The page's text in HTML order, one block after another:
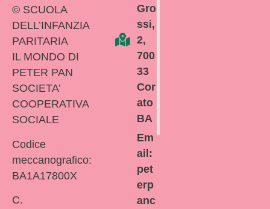
© SCUOLA
DELL’INFANZIA
PARITARIA
IL MONDO DI
PETER PAN
SOCIETA’
COOPERATIVA
SOCIALE
Codice
meccanografico:
BA1A17800X
C.
Gro
ssi,
2,
700
33
Cor
ato
BA
Em
ail:
pet
erp
anc